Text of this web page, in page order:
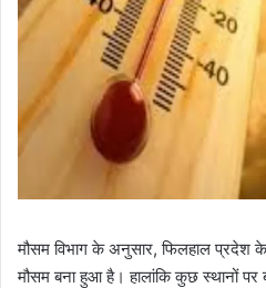
मौसम विभाग के अनुसार, फिलहाल प्रदेश
मौसम बना हुआ है। हालांकि कुछ स्थानों पर